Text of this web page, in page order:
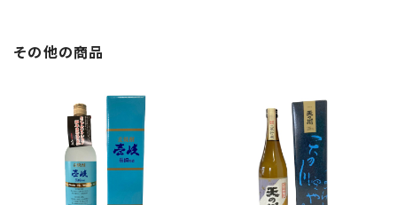
その他の商品